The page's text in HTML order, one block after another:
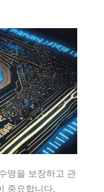
명을 보장하고 관
중요합니다.